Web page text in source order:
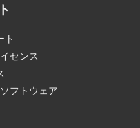
ト
センス
フトウェア